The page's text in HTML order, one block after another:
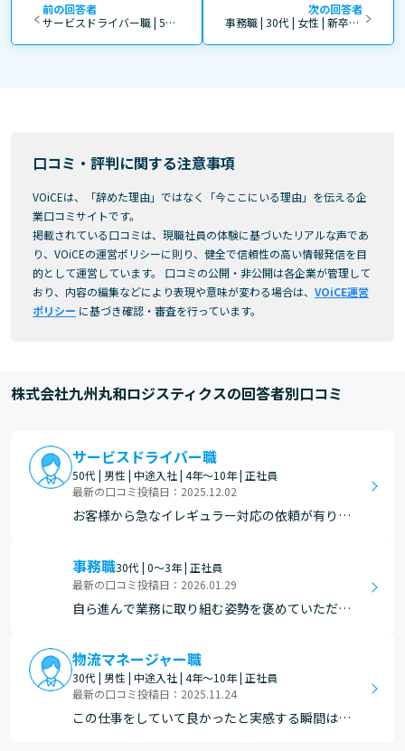
前の回答者
サービスドライバー職 | 50代 | 男性 | 中途入社 | 4年～10年 | 正社員
次の回答者
事務職 | 30代 | 女性 | 新卒入社 | 11年～20年 | 正社員
口コミ・評判に関する注意事項
VOiCEは、「辞めた理由」ではなく「今ここにいる理由」を伝える企
業口コミサイトです。
掲載されている口コミは、現職社員の体験に基づいたリアルな声であ
り、VOiCEの運営ポリシーに則り、健全で信頼性の高い情報発信を目
的として運営しています。 口コミの公開・非公開は各企業が管理して
おり、内容の編集などにより表現や意味が変わる場合は、 VOiCE運営
ポリシー に基づき確認・審査を行っています。
株式会社九州丸和ロジスティクスの回答者別口コミ
サービスドライバー職
50代 | 男性 | 中途入社 | 4年～10年 | 正社員
最新の口コミ投稿日：2025.12.02
お客様から急なイレギュラー対応の依頼が有り、
きました。
事務職30代 | 0～3年 | 正社員
最新の口コミ投稿日：2026.01.29
自ら進んで業務に取り組む姿勢を褒めていただけ
物流マネージャー職
30代 | 男性 | 中途入社 | 4年～10年 | 正社員
最新の口コミ投稿日：2025.11.24
この仕事をしていて良かったと実感する瞬間は、